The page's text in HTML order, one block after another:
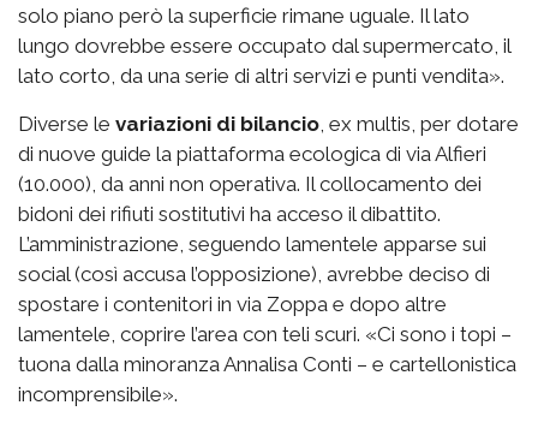
solo piano però la superficie rimane uguale. Il lato
lungo dovrebbe essere occupato dal supermercato, il
lato corto, da una serie di altri servizi e punti vendita».
Diverse le variazioni di bilancio, ex multis, per dotare
di nuove guide la piattaforma ecologica di via Alfieri
(10.000), da anni non operativa. Il collocamento dei
bidoni dei rifiuti sostitutivi ha acceso il dibattito.
L’amministrazione, seguendo lamentele apparse sui
social (così accusa l’opposizione), avrebbe deciso di
spostare i contenitori in via Zoppa e dopo altre
lamentele, coprire l’area con teli scuri. «Ci sono i topi –
tuona dalla minoranza Annalisa Conti – e cartellonistica
incomprensibile».